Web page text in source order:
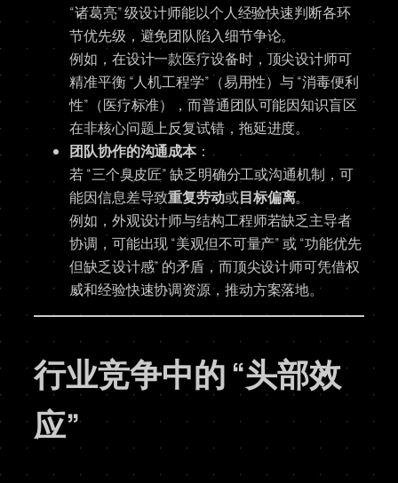
“诸葛亮” 级设计师能以个人经验快速判断各环
节优先级，避免团队陷入细节争论。
例如，在设计一款医疗设备时，顶尖设计师可
精准平衡 “人机工程学”（易用性）与 “消毒便利
性”（医疗标准），而普通团队可能因知识盲区
在非核心问题上反复试错，拖延进度。
团队协作的沟通成本：
若 “三个臭皮匠” 缺乏明确分工或沟通机制，可
能因信息差导致重复劳动或目标偏离。
例如，外观设计师与结构工程师若缺乏主导者
协调，可能出现 “美观但不可量产” 或 “功能优先
但缺乏设计感” 的矛盾，而顶尖设计师可凭借权
威和经验快速协调资源，推动方案落地。
行业竞争中的 “头部效
应”